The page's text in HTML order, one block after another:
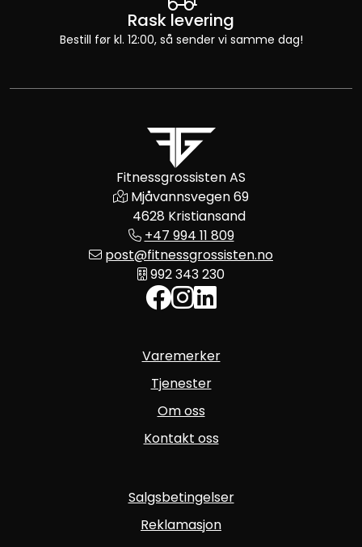
Rask levering
Bestill før kl. 12:00, så sender vi samme dag!
Fitnessgrossisten AS
Mjåvannsvegen 69
4628 Kristiansand
+47 994 11 809
post@fitnessgrossisten.no
992 343 230
Varemerker
Tjenester
Om oss
Kontakt oss
Salgsbetingelser
Reklamasjon